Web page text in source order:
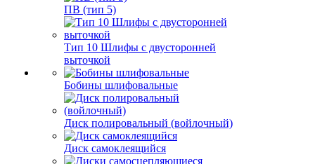
ПВ (тип 5)
Тип 10 Шлифы с двусторонней
выточкой
Бобины шлифовальные
Диск полировальный (войлочный)
Диск самоклеящийся